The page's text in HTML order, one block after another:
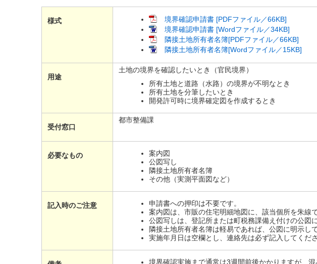
様式
境界確認申請書 [PDFファイル／66KB]
境界確認申請書 [Wordファイル／34KB]
隣接土地所有者名簿[PDFファイル／66KB]
隣接土地所有者名簿[Wordファイル／15KB]
用途
土地の境界を確認したいとき（官民境界）
所有土地と道路（水路）の境界が不明なとき
所有土地を分筆したいとき
開発許可時に境界確定図を作成するとき
受付窓口
都市整備課
必要なもの
案内図
公図写し
隣接土地所有者名簿
その他（実測平面図など）
記入時のご注意
申請書への押印は不要です。
案内図は、市販の住宅明細地図に、該当個所を朱線
公図写しは、登記所または町税務課備え付けの公図
隣接土地所有者名簿は軽易であれば、公図に明示し
実施年月日は空欄とし、連絡先は必ず記入してくださ
境界確認実施まで通常は3週間前後かかりますが、